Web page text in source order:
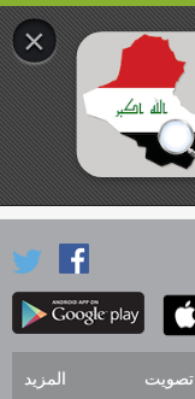
تصويت المزيد
×